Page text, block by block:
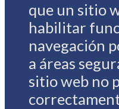
que un sitio
habilitar
navegación
a áreas
sitio web no